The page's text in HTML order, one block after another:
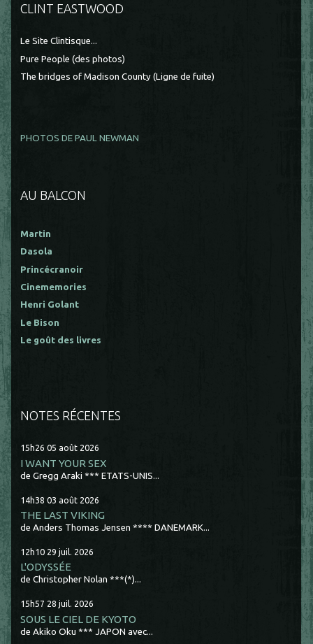
CLINT EASTWOOD
Le Site Clintisque...
Pure People (des photos)
The bridges of Madison County (Ligne de fuite)
PHOTOS DE PAUL NEWMAN
AU BALCON
Martin
Dasola
Princécranoir
Cinememories
Henri Golant
Le Bison
Le goût des livres
NOTES RÉCENTES
15h26 05 août 2026
I WANT YOUR SEX
de Gregg Araki *** ETATS-UNIS...
14h38 03 août 2026
THE LAST VIKING
de Anders Thomas Jensen **** DANEMARK...
12h10 29 juil. 2026
L'ODYSSÉE
de Christopher Nolan ***(*)...
15h57 28 juil. 2026
SOUS LE CIEL DE KYOTO
de Akiko Oku *** JAPON avec...